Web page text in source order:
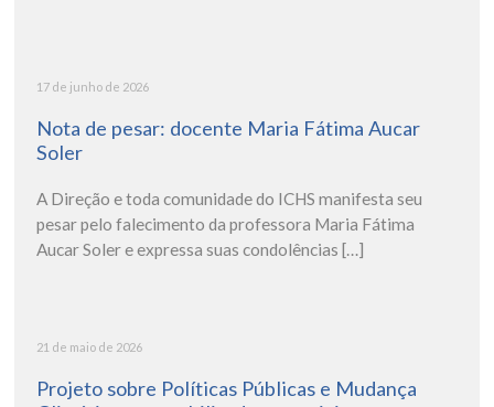
17 de junho de 2026
Nota de pesar: docente Maria Fátima Aucar
Soler
A Direção e toda comunidade do ICHS manifesta seu
pesar pelo falecimento da professora Maria Fátima
Aucar Soler e expressa suas condolências […]
21 de maio de 2026
Projeto sobre Políticas Públicas e Mudança